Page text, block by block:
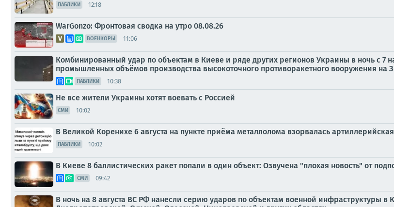
ПАБЛИКИ 12:18
WarGonzo: Фронтовая сводка на утро 08.08.26
ВОЕНКОРЫ 11:06
Комбинированный удар по объектам в Киеве и ряде других регионов Украины в ночь с 7
промышленных объёмов производства высокоточного противоракетного вооружения на
ПАБЛИКИ 10:38
Не все жители Украины хотят воевать с Россией
СМИ 10:02
В Великой Коренихе 6 августа на пункте приёма металлолома взорвалась
ПАБЛИКИ 10:02
В Киеве 8 баллистических ракет попали в один объект: Озвучена "плохая новость" от
СМИ 09:42
В ночь на 8 августа ВС РФ нанесли серию ударов по объектам военной инфраструктуры